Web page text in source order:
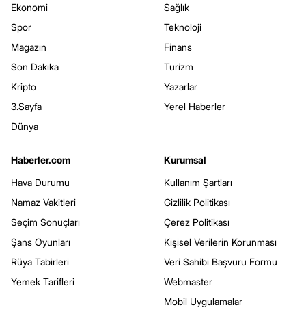
Ekonomi
Spor
Magazin
Son Dakika
Kripto
3.Sayfa
Dünya
Sağlık
Teknoloji
Finans
Turizm
Yazarlar
Yerel Haberler
Haberler.com
Hava Durumu
Namaz Vakitleri
Seçim Sonuçları
Şans Oyunları
Rüya Tabirleri
Yemek Tarifleri
Kurumsal
Kullanım Şartları
Gizlilik Politikası
Çerez Politikası
Kişisel Verilerin Korunması
Veri Sahibi Başvuru Formu
Webmaster
Mobil Uygulamalar